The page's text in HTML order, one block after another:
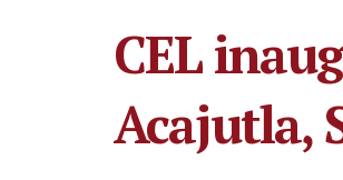
CEL
Acajutla,